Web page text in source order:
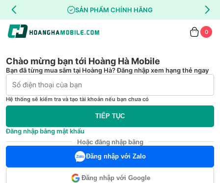
SẢN PHẨM CHÍNH HÃNG
0
Chào mừng bạn tới Hoàng Hà Mobile
Bạn đã từng mua sắm tại Hoàng Hà? Đăng nhập xem hạng thẻ ngay
Hệ thống sẽ kiểm tra và tạo tài khoản nếu bạn chưa có
TIẾP TỤC
Đăng nhập bằng mật khẩu
Hoặc đăng nhập bằng
Đăng nhập với Zalo
Đăng nhập với Google